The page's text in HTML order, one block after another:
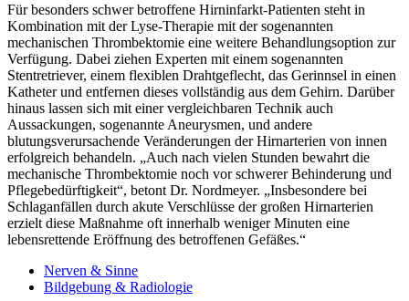
Für besonders schwer betroffene Hirninfarkt-Patienten steht in
Kombination mit der Lyse-Therapie mit der sogenannten
mechanischen Thrombektomie eine weitere Behandlungsoption zur
Verfügung. Dabei ziehen Experten mit einem sogenannten
Stentretriever, einem flexiblen Drahtgeflecht, das Gerinnsel in einen
Katheter und entfernen dieses vollständig aus dem Gehirn. Darüber
hinaus lassen sich mit einer vergleichbaren Technik auch
Aussackungen, sogenannte Aneurysmen, und andere
blutungsverursachende Veränderungen der Hirnarterien von innen
erfolgreich behandeln. „Auch nach vielen Stunden bewahrt die
mechanische Thrombektomie noch vor schwerer Behinderung und
Pflegebedürftigkeit“, betont Dr. Nordmeyer. „Insbesondere bei
Schlaganfällen durch akute Verschlüsse der großen Hirnarterien
erzielt diese Maßnahme oft innerhalb weniger Minuten eine
lebensrettende Eröffnung des betroffenen Gefäßes.“
Nerven & Sinne
Bildgebung & Radiologie